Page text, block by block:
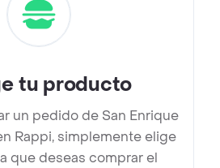
tu producto
un pedido de San Enrique
Rappi, simplemente elige
que deseas comprar el